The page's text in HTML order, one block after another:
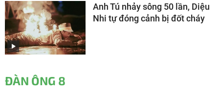
Anh Tú nhảy sông 50 lần, Diệu
Nhi tự đóng cảnh bị đốt cháy
ĐÀN ÔNG 8